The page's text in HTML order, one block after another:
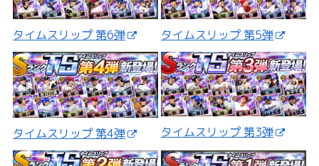
タイムスリップ 第6弾 タイムスリップ 第5弾
タイムスリップ 第4弾 タイムスリップ 第3弾